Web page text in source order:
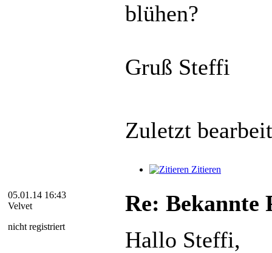
blühen?
Gruß Steffi
Zuletzt
Zitieren
05.01.14 16:43
Velvet
nicht registriert
Re: Bekannte
Hallo Steffi,